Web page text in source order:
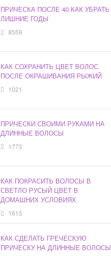
ПРИЧЕСКА ПОСЛЕ 40 КАК УБРАТЬ
ЛИШНИЕ ГОДЫ
8559
КАК СОХРАНИТЬ ЦВЕТ ВОЛОС
ПОСЛЕ ОКРАШИВАНИЯ РЫЖИЙ
1021
ПРИЧЕСКИ СВОИМИ РУКАМИ НА
ДЛИННЫЕ ВОЛОСЫ
1773
КАК ПОКРАСИТЬ ВОЛОСЫ В
СВЕТЛО РУСЫЙ ЦВЕТ В
ДОМАШНИХ УСЛОВИЯХ
1613
КАК СДЕЛАТЬ ГРЕЧЕСКУЮ
ПРИЧЕСКУ НА ДЛИННЫЕ ВОЛОСЫ